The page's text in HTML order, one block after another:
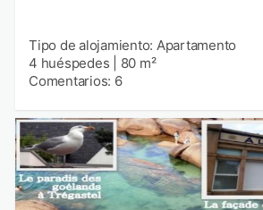
Tipo de alojamiento: Apartamento
4 huéspedes
80 m²
Comentarios: 6